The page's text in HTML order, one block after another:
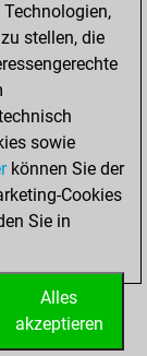
0
0
0
stellen, die
sowie
können Sie der
Cookies
Sie in
Alles
akzeptieren